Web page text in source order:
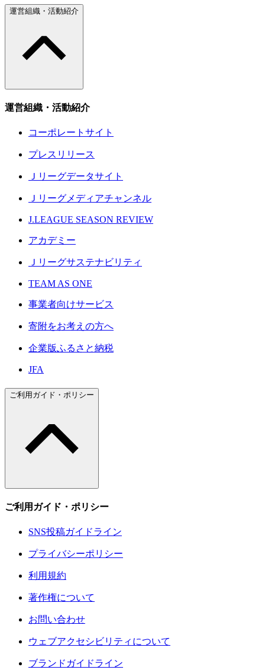
運営組織・活動紹介
運営組織・活動紹介
コーポレートサイト
プレスリリース
Ｊリーグデータサイト
Ｊリーグメディアチャンネル
J.LEAGUE SEASON REVIEW
アカデミー
Ｊリーグサステナビリティ
TEAM AS ONE
事業者向けサービス
寄附をお考えの方へ
企業版ふるさと納税
JFA
ご利用ガイド・ポリシー
ご利用ガイド・ポリシー
SNS投稿ガイドライン
プライバシーポリシー
利用規約
著作権について
お問い合わせ
ウェブアクセシビリティについて
ブランドガイドライン